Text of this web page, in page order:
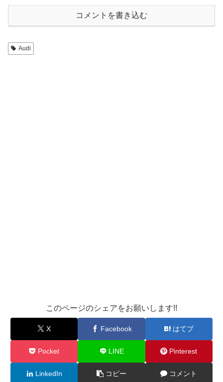
コメントを書き込む
Audi
このページのシェアをお願いします!!
X Facebook はてブ
Pocket LINE Pinterest
LinkedIn コピー コメント